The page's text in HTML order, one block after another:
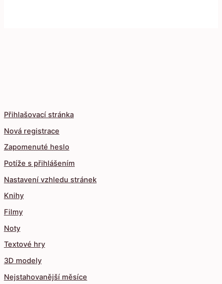
Přihlašovací stránka
Nová registrace
Zapomenuté heslo
Potíže s přihlášením
Nastavení vzhledu stránek
Knihy
Filmy
Noty
Textové hry
3D modely
Nejstahovanější měsíce